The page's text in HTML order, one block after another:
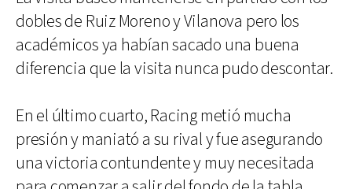
dobles de Ruiz Moreno y Vilanova pero los
académicos ya habían sacado una buena
diferencia que la visita nunca pudo descontar.
En el último cuarto, Racing metió mucha
presión y maniató a su rival y fue asegurando
una victoria contundente y muy necesitada